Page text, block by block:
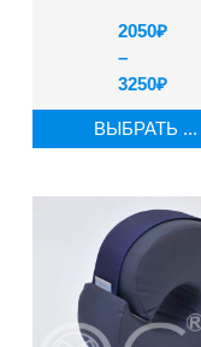
2050₽
–
3250₽
ВЫБРАТЬ ...